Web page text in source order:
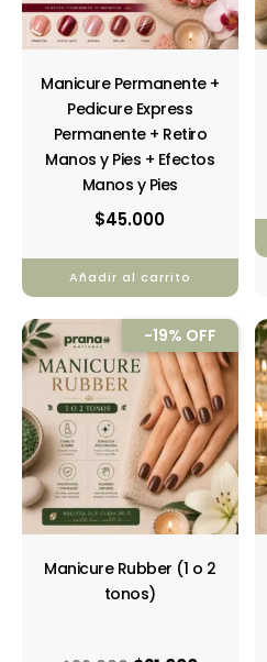
Manicure Permanente +
Pedicure Express
Permanente + Retiro
Manos y Pies + Efectos
Manos y Pies
$45.000
Añadir al carrito
-19% OFF
Manicure Rubber (1 o 2
tonos)
precio
original
era:
$26.000.
El
precio
actual
es:
$21.000.